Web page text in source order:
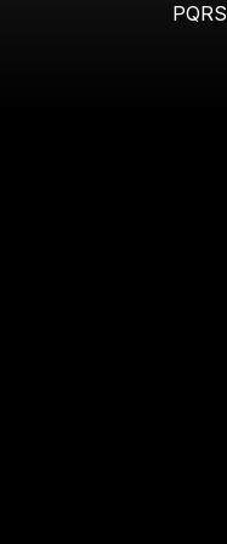
PQRS